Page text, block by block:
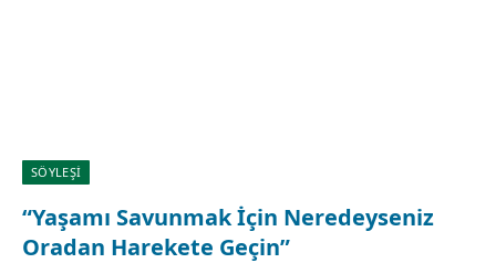
SÖYLEŞİ
“Yaşamı Savunmak İçin Neredeyseniz
Oradan Harekete Geçin”